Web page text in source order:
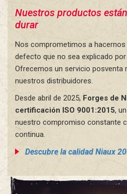
Nuestros productos
durar
Nos comprometimos a
defecto que no sea explicado
Ofrecemos un servicio posventa
nuestros distribuidores.
Desde abril de 2025, Forges de
certificación ISO 9001:2015,
nuestro compromiso constante
continua.
Descubre la calidad Niaux